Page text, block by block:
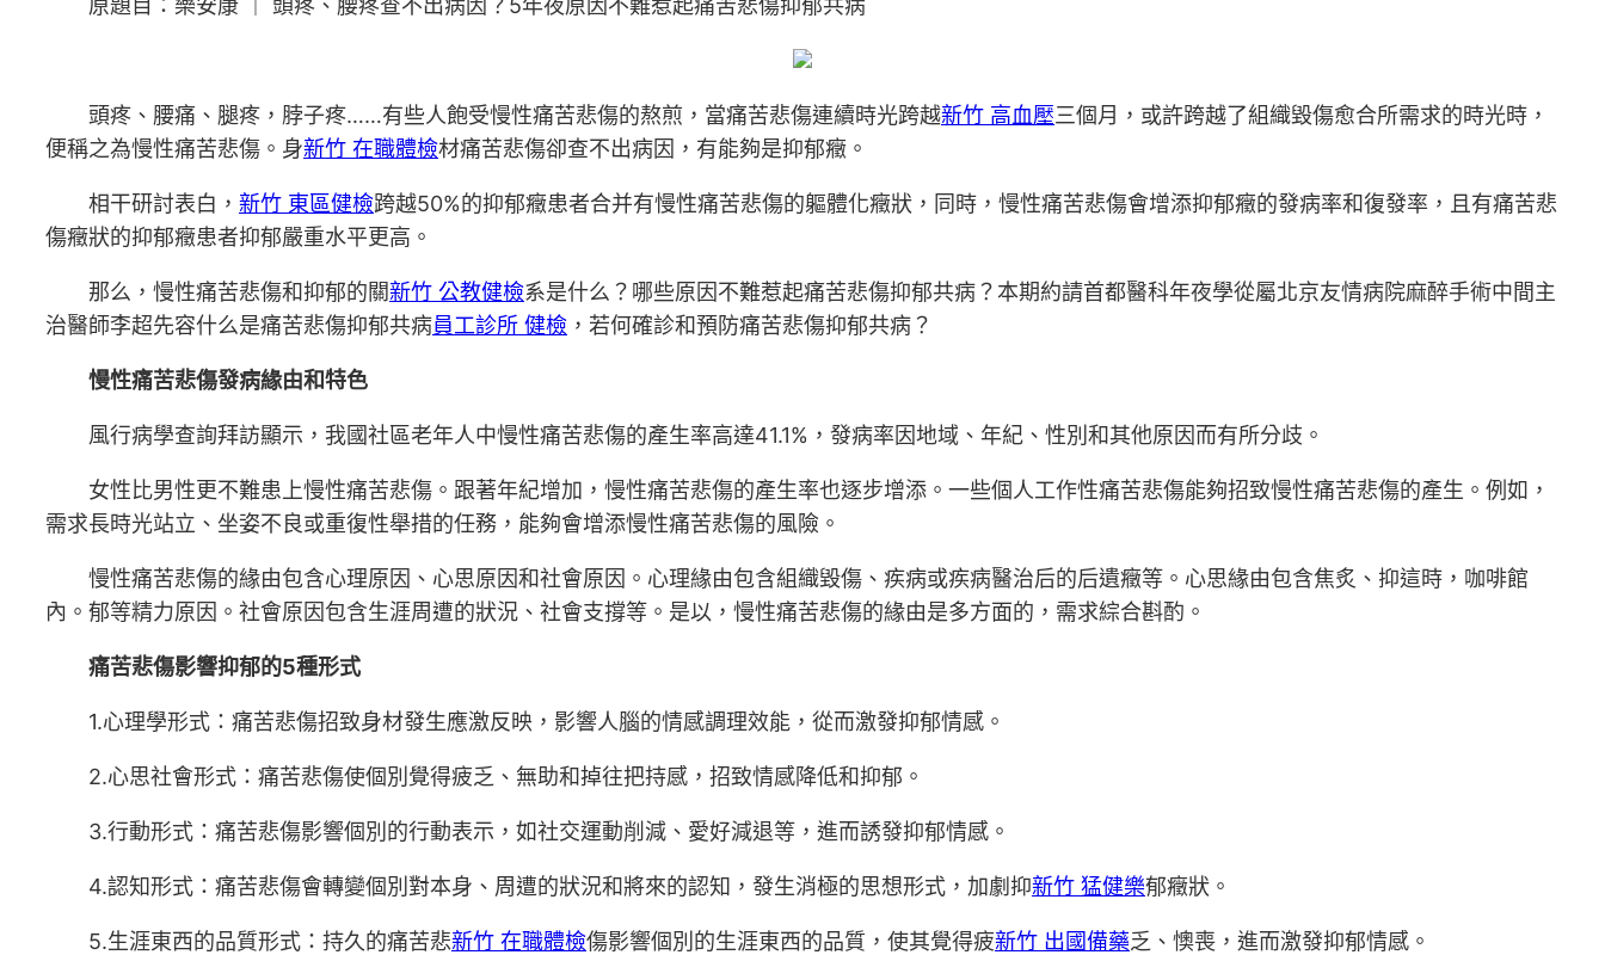
原題目：樂安康 ｜ 頭疼、腰疼查不出病因？5年夜原因不難惹起痛苦悲傷抑郁共病
頭疼、腰痛、腿疼，脖子疼……有些人飽受慢性痛苦悲傷的熬煎，當痛苦悲傷連續時光跨越新竹 高血壓三個月，或許跨越了組織毀傷愈合所需求的時光時，
便稱之為慢性痛苦悲傷。身新竹 在職體檢材痛苦悲傷卻查不出病因，有能夠是抑郁癥。
相干研討表白， 新竹 東區健檢跨越50%的抑郁癥患者合并有慢性痛苦悲傷的軀體化癥狀，同時，慢性痛苦悲傷會增添抑郁癥的發病率和復發率，且有痛苦悲
傷癥狀的抑郁癥患者抑郁嚴重水平更高。
那么，慢性痛苦悲傷和抑郁的關新竹 公教健檢系是什么？哪些原因不難惹起痛苦悲傷抑郁共病？本期約請首都醫科年夜學從屬北京友情病院麻醉手術中間主
治醫師李超先容什么是痛苦悲傷抑郁共病員工診所 健檢 ，若何確診和預防痛苦悲傷抑郁共病？
慢性痛苦悲傷發病緣由和特色
風行病學查詢拜訪顯示，我國社區老年人中慢性痛苦悲傷的產生率高達41.1%，發病率因地域、年紀、性別和其他原因而有所分歧。
女性比男性更不難患上慢性痛苦悲傷。跟著年紀增加，慢性痛苦悲傷的產生率也逐步增添。一些個人工作性痛苦悲傷能夠招致慢性痛苦悲傷的產生。例如，
需求長時光站立、坐姿不良或重復性舉措的任務，能夠會增添慢性痛苦悲傷的風險。
慢性痛苦悲傷的緣由包含心理原因、心思原因和社會原因。心理緣由包含組織毀傷、疾病或疾病醫治后的后遺癥等。心思緣由包含焦炙、抑這時，咖啡館
內。郁等精力原因。社會原因包含生涯周遭的狀況、社會支撐等。是以，慢性痛苦悲傷的緣由是多方面的，需求綜合斟酌。
痛苦悲傷影響抑郁的5種形式
1.心理學形式：痛苦悲傷招致身材發生應激反映，影響人腦的情感調理效能，從而激發抑郁情感。
2.心思社會形式：痛苦悲傷使個別覺得疲乏、無助和掉往把持感，招致情感降低和抑郁。
3.行動形式：痛苦悲傷影響個別的行動表示，如社交運動削減、愛好減退等，進而誘發抑郁情感。
4.認知形式：痛苦悲傷會轉變個別對本身、周遭的狀況和將來的認知，發生消極的思想形式，加劇抑新竹 猛健樂郁癥狀。
5.生涯東西的品質形式：持久的痛苦悲新竹 在職體檢傷影響個別的生涯東西的品質，使其覺得疲新竹 出國備藥乏、懊喪，進而激發抑郁情感。